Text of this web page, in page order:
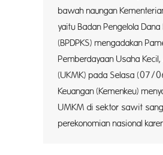
bawah naungan
yaitu Badan Pengelola
(BPDPKS) mengadakan
Pemberdayaan Usaha
(UKMK) pada Selasa (07/
Keuangan (Kemenkeu)
UMKM di sektor sawit
perekonomian nasional